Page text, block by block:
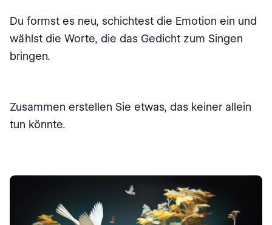
Du formst es neu, schichtest die Emotion ein und
wählst die Worte, die das Gedicht zum Singen
bringen.
Zusammen erstellen Sie etwas, das keiner allein
tun könnte.